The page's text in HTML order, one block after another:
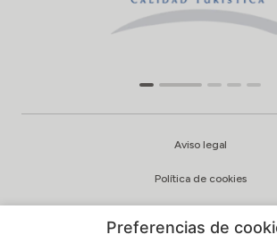
Aviso legal
Política de cookies
Preferencias de